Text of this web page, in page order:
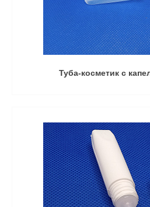
Туба-косметик с